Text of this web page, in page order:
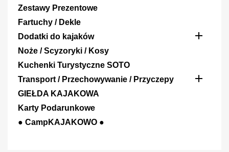
Zestawy Prezentowe
Fartuchy / Dekle
Dodatki do kajaków

Noże / Scyzoryki / Kosy
Kuchenki Turystyczne SOTO
Transport / Przechowywanie / Przyczepy

GIEŁDA KAJAKOWA
Karty Podarunkowe
● CampKAJAKOWO ●